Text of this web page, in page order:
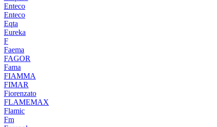
Enteco
Enteco
Eqta
Eureka
F
Faema
FAGOR
Fama
FIAMMA
FIMAR
Fiorenzato
FLAMEMAX
Flamic
Fm